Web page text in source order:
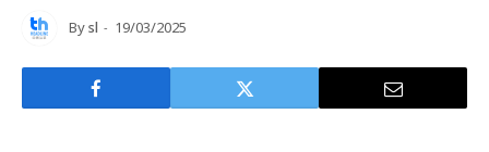
Bysl 19/03/2025